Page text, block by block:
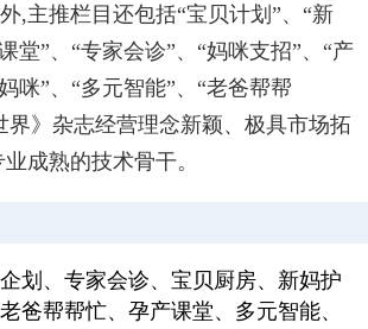
,主推栏目还包括“宝贝计划”、“新
堂”、“专家会诊”、“妈咪支招”、“产
咪”、“多元智能”、“老爸帮帮
界》杂志经营理念新颖、极具市场拓
成熟的技术骨干。
划、专家会诊、宝贝厨房、新妈护
爸帮帮忙、孕产课堂、多元智能、